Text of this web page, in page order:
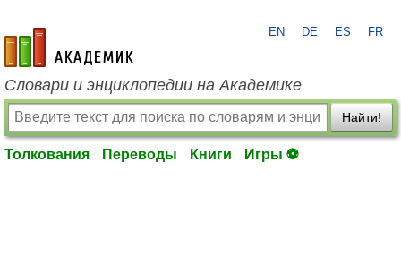
academic.ru
EN DE ES FR
Словари и энциклопедии на Академике
Найти!
Толкования Переводы Книги Игры ⚽